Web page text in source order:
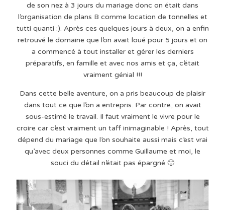
de son nez à 3 jours du mariage donc on était dans
l’organisation de plans B comme location de tonnelles et
tutti quanti :). Après ces quelques jours à deux, on a enfin
retrouvé le domaine que l’on avait loué pour 5 jours et on
a commencé à tout installer et gérer les derniers
préparatifs, en famille et avec nos amis et ça, c’était
vraiment génial !!!
Dans cette belle aventure, on a pris beaucoup de plaisir
dans tout ce que l’on a entrepris. Par contre, on avait
sous-estimé le travail. Il faut vraiment le vivre pour le
croire car c’est vraiment un taff inimaginable ! Après, tout
dépend du mariage que l’on souhaite aussi mais c’est vrai
qu’avec deux personnes comme Guillaume et moi, le
souci du détail n’était pas épargné 🙂